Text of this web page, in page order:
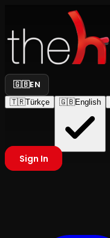
🇬🇧EN
🇹🇷Türkçe 🇬🇧English
Sign In